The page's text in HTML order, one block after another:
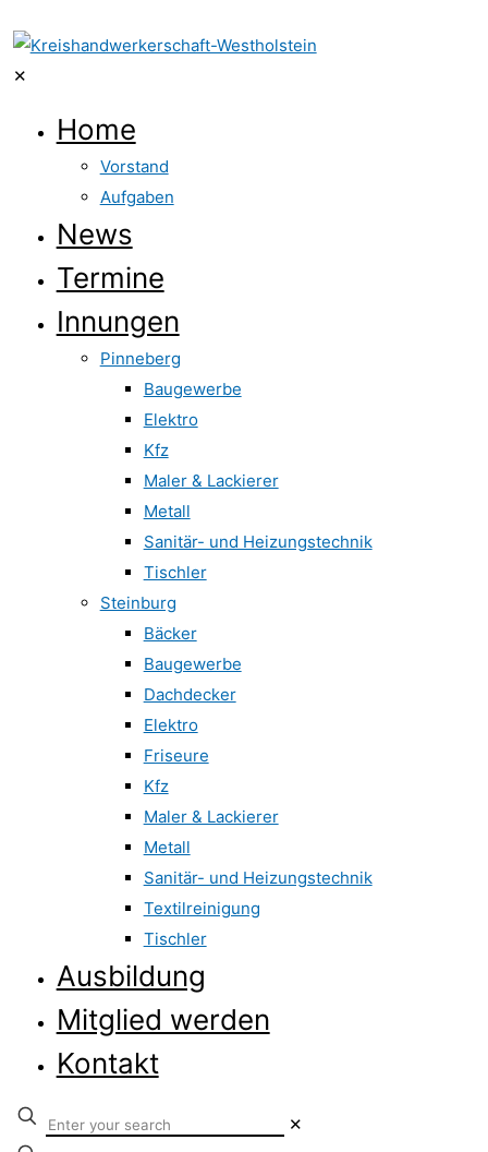
✕
Home
Vorstand
Aufgaben
News
Termine
Innungen
Pinneberg
Baugewerbe
Elektro
Kfz
Maler & Lackierer
Metall
Sanitär- und Heizungstechnik
Tischler
Steinburg
Bäcker
Baugewerbe
Dachdecker
Elektro
Friseure
Kfz
Maler & Lackierer
Metall
Sanitär- und Heizungstechnik
Textilreinigung
Tischler
Ausbildung
Mitglied werden
Kontakt
✕